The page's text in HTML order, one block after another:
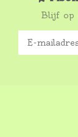
Blijf op